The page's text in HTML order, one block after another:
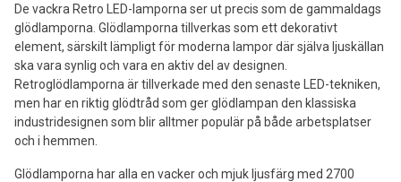
De vackra Retro LED-lamporna ser ut precis som de gammaldags
glödlamporna. Glödlamporna tillverkas som ett dekorativt
element, särskilt lämpligt för moderna lampor där själva ljuskällan
ska vara synlig och vara en aktiv del av designen.
Retroglödlamporna är tillverkade med den senaste LED-tekniken,
men har en riktig glödtråd som ger glödlampan den klassiska
industridesignen som blir alltmer populär på både arbetsplatser
och i hemmen.
Glödlamporna har alla en vacker och mjuk ljusfärg med 2700